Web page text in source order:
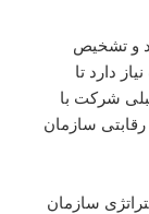
و تشخیص
دارد تا
شرکت با
سازمان
سازمان